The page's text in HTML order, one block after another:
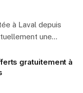
à Laval depuis
une…
gratuitement à